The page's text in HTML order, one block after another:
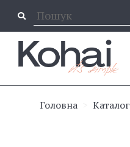
Головна Каталог